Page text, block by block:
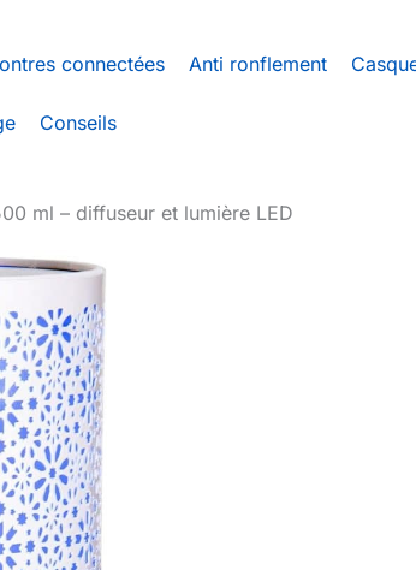
connectées Anti ronflement
Conseils
ml – diffuseur et lumière LED